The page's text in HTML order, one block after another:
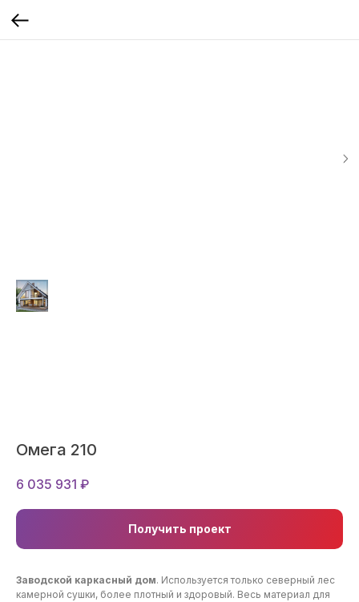
Омега 210
6 035 931 ₽
Получить проект
Заводской каркасный дом. Используется только северный лес
камерной сушки, более плотный и здоровый. Весь материал для